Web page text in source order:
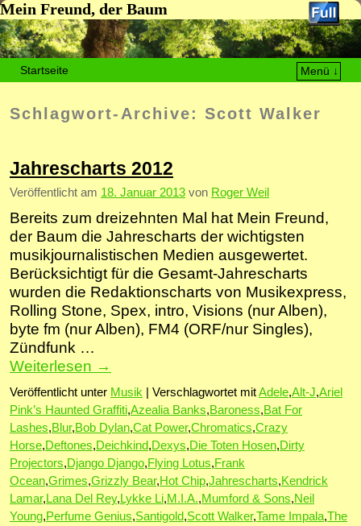
Mein Freund, der Baum
Startseite
Menü ↓
Schlagwort-Archive: Scott Walker
Jahrescharts 2012
Veröffentlicht am 18. Januar 2013 von Roger Weil
Bereits zum dreizehnten Mal hat Mein Freund,
der Baum die Jahrescharts der wichtigsten
musikjournalistischen Medien ausgewertet.
Berücksichtigt für die Gesamt-Jahrescharts
wurden die Redaktionscharts von Musikexpress,
Rolling Stone, Spex, intro, Visions (nur Alben),
byte fm (nur Alben), FM4 (ORF/nur Singles),
Zündfunk …
Weiterlesen →
Veröffentlicht unter Musik Verschlagwortet mitAdele,Alt-J,Ariel
Pink’s Haunted Graffiti,Azealia Banks,Baroness,Bat For
Lashes,Blur,Bob Dylan,Cat Power,Chromatics,Crazy
Horse,Deftones,Deichkind,Dexys,Die Toten Hosen,Dirty
Projectors,Django Django,Flying Lotus,Frank
Ocean,Grimes,Grizzly Bear,Hot Chip,Jahrescharts,Kendrick
Lamar, Lana Del Rey, Lykke Li,M.I.A.,Mumford & Sons,Neil
Young,Perfume Genius,Santigold,Scott Walker,Tame Impala,The